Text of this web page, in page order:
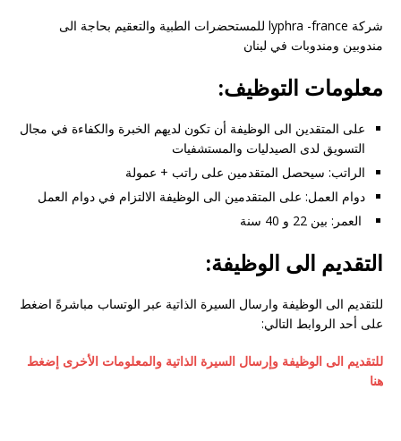
شركة lyphra -france للمستحضرات الطبية والتعقيم بحاجة الى
مندوبين ومندوبات في لبنان
معلومات التوظيف:
على المتقدين الى الوظيفة أن تكون لديهم الخبرة والكفاءة في مجال
التسويق لدى الصيدليات والمستشفيات
الراتب: سيحصل المتقدمين على راتب + عمولة
دوام العمل: على المتقدمين الى الوظيفة الالتزام في دوام العمل
العمر: بين 22 و 40 سنة
التقديم الى الوظيفة:
للتقديم الى الوظيفة وارسال السيرة الذاتية عبر الوتساب مباشرةً اضغط
على أحد الروابط التالي:
للتقديم الى الوظيفة وإرسال السيرة الذاتية والمعلومات الأخرى إضغط
هنا